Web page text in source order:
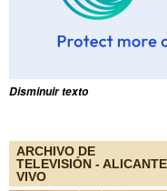
Disminuir texto
ARCHIVO DE
TELEVISIÓN - ALICANTE
VIVO